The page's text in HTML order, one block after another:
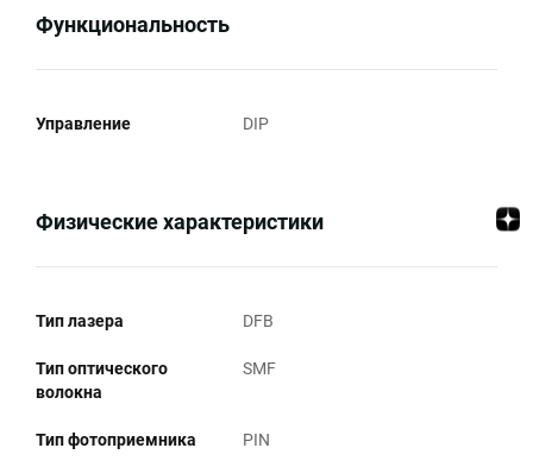
Функциональность
Управление DIP
Физические характеристики
Тип лазера DFB
Тип оптического
волокна
SMF
Тип фотоприемника PIN